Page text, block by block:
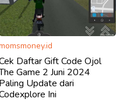
Daftar Gift Code Ojol
Game 2 Juni 2024
Paling Update dari
Ini